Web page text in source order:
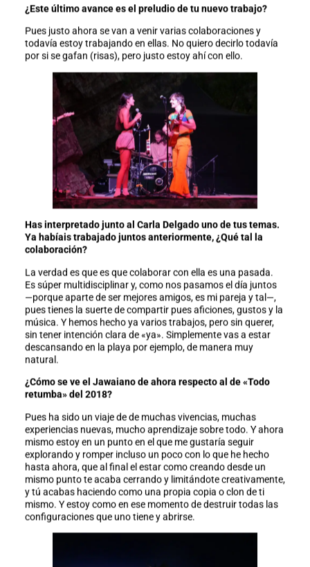
¿Este último avance es el preludio de tu nuevo trabajo?
Pues justo ahora se van a venir varias colaboraciones y
todavía estoy trabajando en ellas. No quiero decirlo todavía
por si se gafan (risas), pero justo estoy ahí con ello.
Has interpretado junto al Carla Delgado uno de tus temas.
Ya habíais trabajado juntos anteriormente, ¿Qué tal la
colaboración?
La verdad es que es que colaborar con ella es una pasada.
Es súper multidisciplinar y, como nos pasamos el día juntos
—porque aparte de ser mejores amigos, es mi pareja y tal—,
pues tienes la suerte de compartir pues aficiones, gustos y la
música. Y hemos hecho ya varios trabajos, pero sin querer,
sin tener intención clara de «ya». Simplemente vas a estar
descansando en la playa por ejemplo, de manera muy
natural.
¿Cómo se ve el Jawaiano de ahora respecto al de «Todo
retumba» del 2018?
Pues ha sido un viaje de de muchas vivencias, muchas
experiencias nuevas, mucho aprendizaje sobre todo. Y ahora
mismo estoy en un punto en el que me gustaría seguir
explorando y romper incluso un poco con lo que he hecho
hasta ahora, que al final el estar como creando desde un
mismo punto te acaba cerrando y limitándote creativamente,
y tú acabas haciendo como una propia copia o clon de ti
mismo. Y estoy como en ese momento de destruir todas las
configuraciones que uno tiene y abrirse.